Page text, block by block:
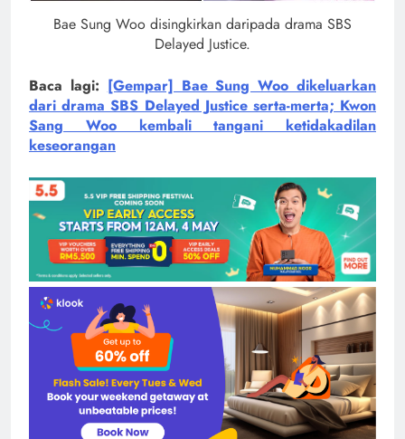
Bae Sung Woo disingkirkan daripada drama SBS
Delayed Justice.
Baca lagi: [Gempar] Bae Sung Woo dikeluarkan
dari drama SBS Delayed Justice serta-merta; Kwon
Sang Woo kembali tangani ketidakadilan
keseorangan